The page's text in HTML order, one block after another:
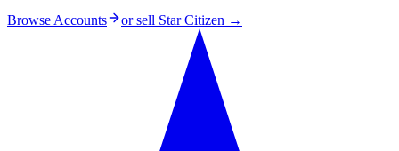
Browse Accounts or sell Star Citizen →